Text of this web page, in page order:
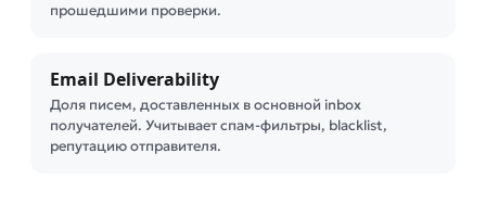
прошедшими проверки.
Email Deliverability
Доля писем, доставленных в основной inbox
получателей. Учитывает спам-фильтры, blacklist,
репутацию отправителя.